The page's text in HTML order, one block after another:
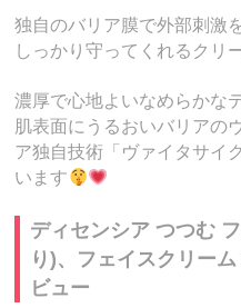
独自のバリア膜で外部刺激
しっかり守ってくれるクリ
濃厚で心地よいなめらかな
肌表面にうるおいバリアの
ア独自技術「ヴァイタサイ
います
ディセンシア つつむ
り)、フェイスクリー
ビュー